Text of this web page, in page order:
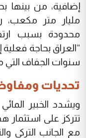
مليار متر مكعب،
محدودة بسبب
“العراق بحاجة
سنوات الجفاف التي
تحديات
ويشدد الخبير
تتركز على استثمار
مع الجانب التركي